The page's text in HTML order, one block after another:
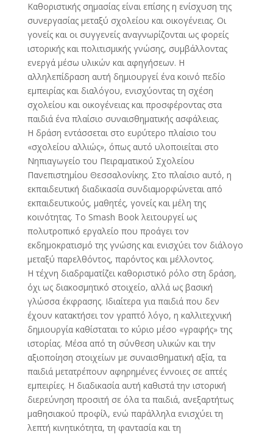
Καθοριστικής σημασίας είναι επίσης η ενίσχυση της
συνεργασίας μεταξύ σχολείου και οικογένειας. Οι
γονείς και οι συγγενείς αναγνωρίζονται ως φορείς
ιστορικής και πολιτισμικής γνώσης, συμβάλλοντας
ενεργά μέσω υλικών και αφηγήσεων. Η
αλληλεπίδραση αυτή δημιουργεί ένα κοινό πεδίο
εμπειρίας και διαλόγου, ενισχύοντας τη σχέση
σχολείου και οικογένειας και προσφέροντας στα
παιδιά ένα πλαίσιο συναισθηματικής ασφάλειας.
Η δράση εντάσσεται στο ευρύτερο πλαίσιο του
«σχολείου αλλιώς», όπως αυτό υλοποιείται στο
Νηπιαγωγείο του Πειραματικού Σχολείου
Πανεπιστημίου Θεσσαλονίκης. Στο πλαίσιο αυτό, η
εκπαιδευτική διαδικασία συνδιαμορφώνεται από
εκπαιδευτικούς, μαθητές, γονείς και μέλη της
κοινότητας. Το Smash Book λειτουργεί ως
πολυτροπικό εργαλείο που προάγει τον
εκδημοκρατισμό της γνώσης και ενισχύει τον διάλογο
μεταξύ παρελθόντος, παρόντος και μέλλοντος.
Η τέχνη διαδραματίζει καθοριστικό ρόλο στη δράση,
όχι ως διακοσμητικό στοιχείο, αλλά ως βασική
γλώσσα έκφρασης. Ιδιαίτερα για παιδιά που δεν
έχουν κατακτήσει τον γραπτό λόγο, η καλλιτεχνική
δημιουργία καθίσταται το κύριο μέσο «γραφής» της
ιστορίας. Μέσα από τη σύνθεση υλικών και την
αξιοποίηση στοιχείων με συναισθηματική αξία, τα
παιδιά μετατρέπουν αφηρημένες έννοιες σε απτές
εμπειρίες. Η διαδικασία αυτή καθιστά την ιστορική
διερεύνηση προσιτή σε όλα τα παιδιά, ανεξαρτήτως
μαθησιακού προφίλ, ενώ παράλληλα ενισχύει τη
λεπτή κινητικότητα, τη φαντασία και τη